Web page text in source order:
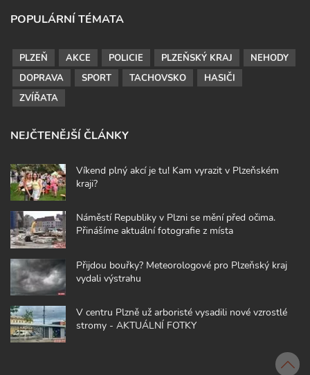
POPULÁRNÍ TÉMATA
PLZEŇ AKCE POLICIE PLZEŇSKÝ KRAJ
NEHODY
DOPRAVA
SPORT TACHOVSKO
HASIČI
ZVÍŘATA
NEJČTENĚJŠÍ ČLÁNKY
Víkend plný akcí je tu! Kam vyrazit v Plzeňském
kraji?
Náměstí Republiky v Plzni se mění před očima.
Přinášíme aktuální fotografie z místa
Přijdou bouřky? Meteorologové pro Plzeňský kraj
vydali výstrahu
V centru Plzně už arboristé vysadili nové vzrostlé
stromy - AKTUÁLNÍ FOTKY